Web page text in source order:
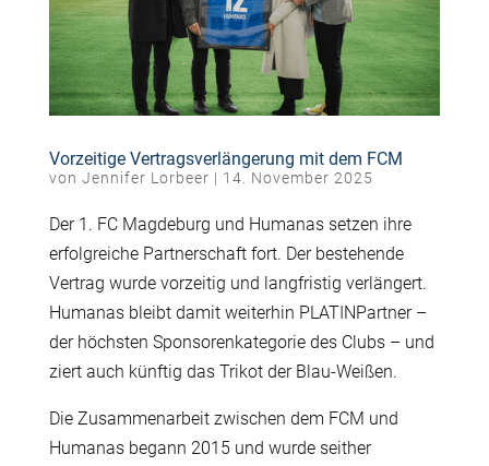
Vorzeitige Vertragsverlängerung mit dem FCM
von Jennifer Lorbeer | 14. November 2025
Der 1. FC Magdeburg und Humanas setzen ihre
erfolgreiche Partnerschaft fort. Der bestehende
Vertrag wurde vorzeitig und langfristig verlängert.
Humanas bleibt damit weiterhin PLATINPartner –
der höchsten Sponsorenkategorie des Clubs – und
ziert auch künftig das Trikot der Blau-Weißen.
Die Zusammenarbeit zwischen dem FCM und
Humanas begann 2015 und wurde seither